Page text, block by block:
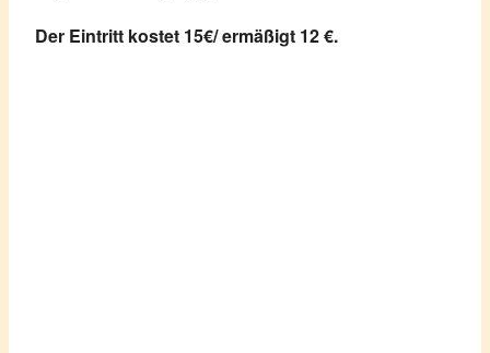
Der Eintritt kostet 15€/ ermäßigt 12 €.